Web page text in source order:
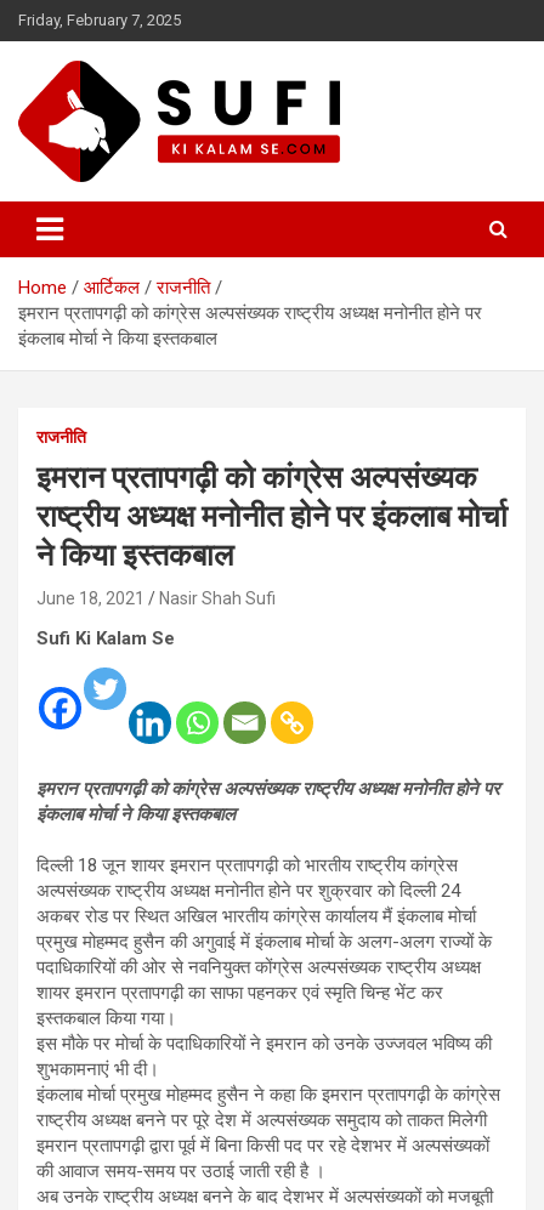
Skip
to
Friday, February 7, 2025
सूफी की कलम से
Home आर्टिकल
राजनीति
इमरान प्रतापगढ़ी को कांग्रेस अल्पसंख्यक राष्ट्रीय अध्यक्ष मनोनीत होने पर
इंकलाब मोर्चा ने किया इस्तकबाल
राजनीति
इमरान प्रतापगढ़ी को कांग्रेस अल्पसंख्यक
राष्ट्रीय अध्यक्ष मनोनीत होने पर इंकलाब मोर्चा
ने किया इस्तकबाल
June 18, 2021 Nasir Shah Sufi
Sufi Ki Kalam Se
इमरान प्रतापगढ़ी को कांग्रेस अल्पसंख्यक राष्ट्रीय अध्यक्ष मनोनीत होने पर
इंकलाब मोर्चा ने किया इस्तकबाल
दिल्ली 18 जून शायर इमरान प्रतापगढ़ी को भारतीय राष्ट्रीय कांग्रेस
अल्पसंख्यक राष्ट्रीय अध्यक्ष मनोनीत होने पर शुक्रवार को दिल्ली 24
अकबर रोड पर स्थित अखिल भारतीय कांग्रेस कार्यालय मैं इंकलाब मोर्चा
प्रमुख मोहम्मद हुसैन की अगुवाई में इंकलाब मोर्चा के अलग-अलग राज्यों के
पदाधिकारियों की ओर से नवनियुक्त कोंग्रेस अल्पसंख्यक राष्ट्रीय अध्यक्ष
शायर इमरान प्रतापगढ़ी का साफा पहनकर एवं स्मृति चिन्ह भेंट कर
इस्तकबाल किया गया।
इस मौके पर मोर्चा के पदाधिकारियों ने इमरान को उनके उज्जवल भविष्य की
शुभकामनाएं भी दी।
इंकलाब मोर्चा प्रमुख मोहम्मद हुसैन ने कहा कि इमरान प्रतापगढ़ी के कांग्रेस
राष्ट्रीय अध्यक्ष बनने पर पूरे देश में अल्पसंख्यक समुदाय को ताकत मिलेगी
इमरान प्रतापगढ़ी द्वारा पूर्व में बिना किसी पद पर रहे देशभर में अल्पसंख्यकों
की आवाज समय-समय पर उठाई जाती रही है ।
अब उनके राष्ट्रीय अध्यक्ष बनने के बाद देशभर में अल्पसंख्यकों को मजबूती